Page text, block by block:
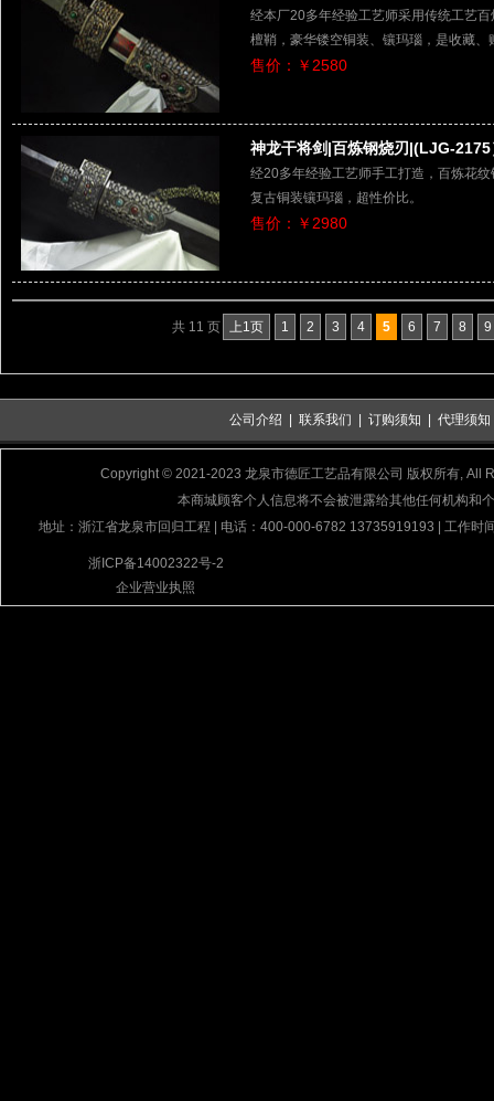
经本厂20多年经验工艺师采用传统工艺
檀鞘，豪华镂空铜装、镶玛瑙，是收藏
售价：￥2580
神龙干将剑|百炼钢烧刃|(LJG-2175
经20多年经验工艺师手工打造，百炼花
复古铜装镶玛瑙，超性价比。
售价：￥2980
共 11 页 上1页 1 2 3 4 5 6 7 8 9
公司介绍 联系我们 订购须知 代理须知
Copyright © 2021-2023 龙泉市德匠工艺品有限公司 版权所有, All
本商城顾客个人信息将不会被泄露给其他任何机构和
地址：浙江省龙泉市回归工程 | 电话：400-000-6782 13735919193 | 工作时
浙ICP备14002322号-2
企业营业执照